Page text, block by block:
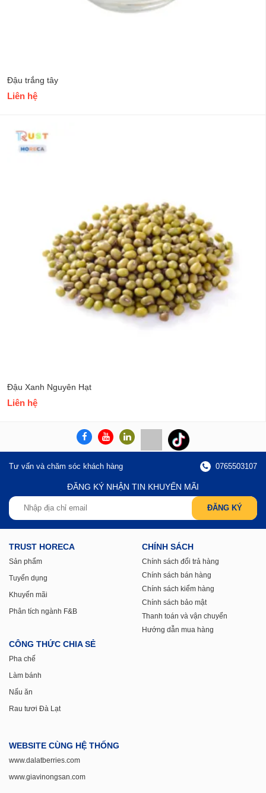
Đậu trắng tây
Liên hệ
Đậu Xanh Nguyên Hạt
Liên hệ
Tư vấn và chăm sóc khách hàng 0765503107
ĐĂNG KÝ NHẬN TIN KHUYẾN MÃI
TRUST HORECA
Sản phẩm
Tuyển dụng
Khuyến mãi
Phân tích ngành F&B
CHÍNH SÁCH
Chính sách đổi trả hàng
Chính sách bán hàng
Chính sách kiểm hàng
Chính sách bảo mật
Thanh toán và vận chuyển
Hướng dẫn mua hàng
CÔNG THỨC CHIA SẺ
Pha chế
Làm bánh
Nấu ăn
Rau tươi Đà Lạt
WEBSITE CÙNG HỆ THỐNG
www.dalatberries.com
www.giavinongsan.com